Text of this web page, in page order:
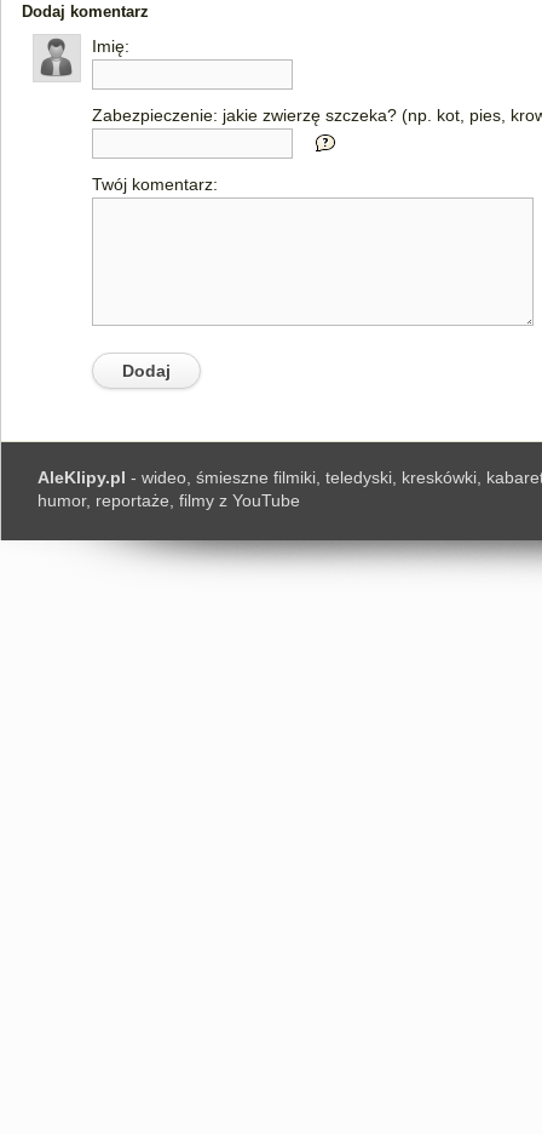
Dodaj komentarz
Imię:
Zabezpieczenie: jakie zwierzę szczeka? (np. kot, pies,
Twój komentarz:
AleKlipy.pl - wideo, śmieszne filmiki, teledyski, kreskówki,
humor, reportaże, filmy z YouTube